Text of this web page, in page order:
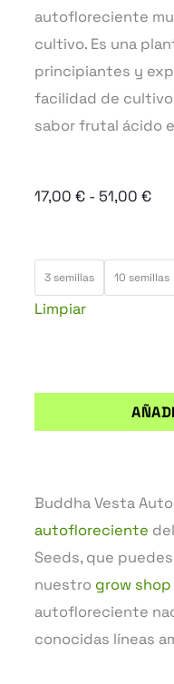
autofloreciente
cultivo. Es una
principiantes y
facilidad de cultivo
sabor frutal ácido
17,00 € -51,00 €
3 semillas 10 semillas
Limpiar
Buddha Vesta
autofloreciente
Seeds, que
nuestro grow
autofloreciente
conocidas líneas